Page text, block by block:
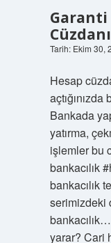
Garanti
Tarih: Ekim 30,
Hesap
Bankada
yatırma,
işlemler bu
bankacılık
bankacılık
serimizdeki
yarar? Cari